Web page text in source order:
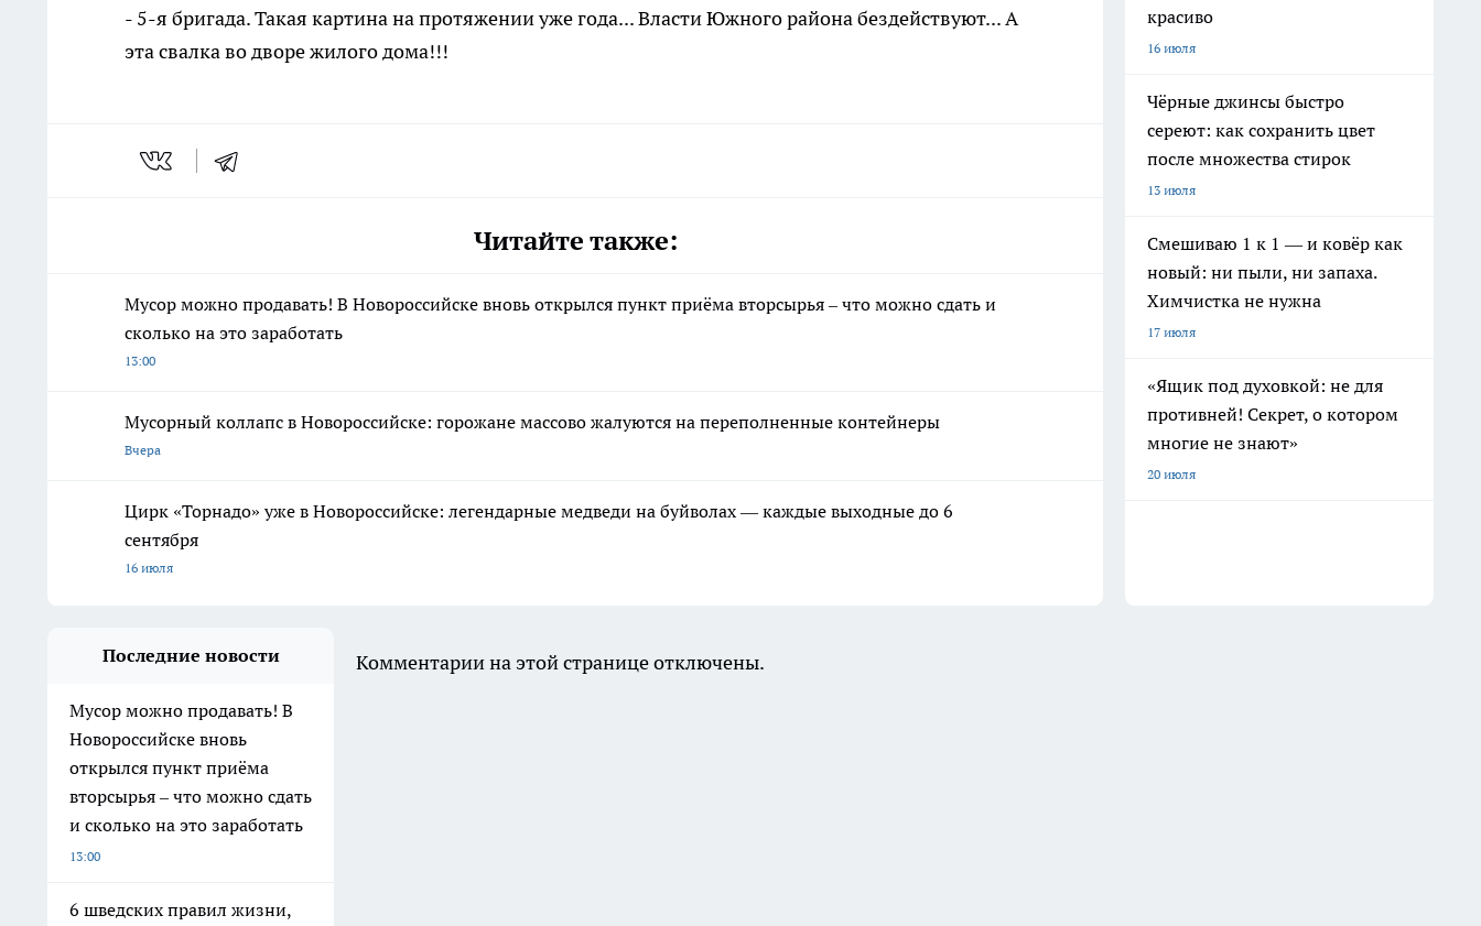
- 5-я бригада. Такая картина на протяжении уже года... Власти Южного района бездействуют... А
эта свалка во дворе жилого дома!!!
Читайте также:
Мусор можно продавать! В Новороссийске вновь открылся пункт приёма вторсырья – что можно сдать и
сколько на это заработать
13:00
Мусорный коллапс в Новороссийске: горожане массово жалуются на переполненные контейнеры
Вчера
Цирк «Торнадо» уже в Новороссийске: легендарные медведи на буйволах — каждые выходные до 6
сентября
16 июля
красиво
16 июля
Чёрные джинсы быстро
сереют: как сохранить цвет
после множества стирок
13 июля
Смешиваю 1 к 1 — и ковёр как
новый: ни пыли, ни запаха.
Химчистка не нужна
17 июля
«Ящик под духовкой: не для
противней! Секрет, о котором
многие не знают»
20 июля
Последние новости
Мусор можно продавать! В
Новороссийске вновь
открылся пункт приёма
вторсырья – что можно сдать
и сколько на это заработать
13:00
6 шведских правил жизни,
Комментарии на этой странице отключены.